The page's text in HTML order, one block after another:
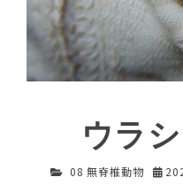
ウラ
08 無脊椎動物